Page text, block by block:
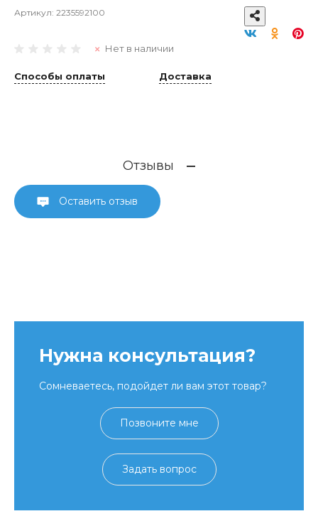
Артикул: 2235592100
Нет в наличии
Способы оплаты Доставка
Отзывы
Оставить отзыв
Нужна консультация?
Сомневаетесь, подойдет ли вам этот товар?
Позвоните мне
Задать вопрос